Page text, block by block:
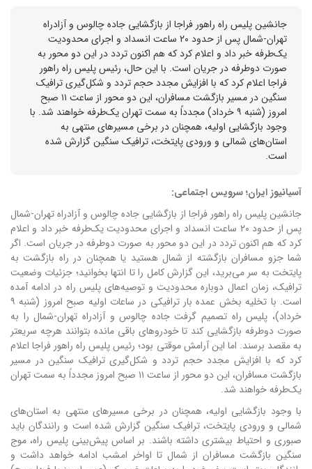
جانشین پلیس راه راهور فراجا از بازگشایی جاده چالوس و آزادراه
تهران-شمال پس از حدود ۲۰ ساعت انسداد و اجرای محدودیت
یک‌طرفه خبر داد و اعلام کرد که هم اکنون تردد در این دو محور به
صورت دوطرفه در جریان است. با این حال، رئیس پلیس راه راهور
فراجا اعلام کرد که با افزایش مجدد حجم تردد و شکل‌گیری ترافیک
سنگین در مسیر بازگشت مسافران، این دو محور از ساعت ۱۱ صبح
امروز (شنبه ۹ خرداد) مجدداً به سمت تهران یک‌طرفه خواهند شد. با
وجود بازگشایی اولیه، همچنان در برخی مسیرهای منتهی به
استان‌های شمالی و ورودی پایتخت، ترافیک سنگین گزارش شده
است.
آسیانیوز ایران؛ سرویس اجتماعی:
جانشین پلیس راه راهور فراجا از بازگشایی جاده چالوس و آزادراه تهران-شمال
پس از حدود ۲۰ ساعت انسداد و اجرای محدودیت یک‌طرفه خبر داد و اعلام
کرد که هم اکنون تردد در این دو محور به صورت دوطرفه در جریان است. اگر
شما جزو مسافران بازگشته از شمال هستید یا همچنان در راه بازگشت به
پایتخت به سر می‌برید، این گزارش کامل را تا انتها بخوانید؛ جزئیات وضعیت
ترافیک، زمان اعمال دوباره محدودیت و توصیه‌های پلیس راه در ادامه آمده
است. با تخلیه بخش عمده بار ترافیکی در ساعات اولیه صبح امروز (شنبه ۹
خرداد)، پلیس راه تصمیم گرفت جاده چالوس و آزادراه تهران-شمال را به
صورت دوطرفه بازگشایی کند تا خودروهای باقی مانده بتوانند هرچه سریعتر
به مقصد برسند. اما این آرامش موقتی بود؛ رئیس پلیس راه راهور فراجا اعلام
کرد که با افزایش مجدد حجم تردد و شکل‌گیری ترافیک سنگین در مسیر
بازگشت مسافران، این دو محور از ساعت ۱۱ صبح امروز مجدداً به سمت تهران
یک‌طرفه خواهند شد.
با وجود بازگشایی اولیه، همچنان در برخی مسیرهای منتهی به استان‌های
شمالی و ورودی پایتخت، ترافیک سنگین گزارش شده است و رانندگان باید
صبوری و احتیاط بیشتری داشته باشند. بر اساس پیش‌بینی پلیس راه، موج
سنگین بازگشت مسافران از شمال تا اواخر امشب ادامه خواهد داشت و